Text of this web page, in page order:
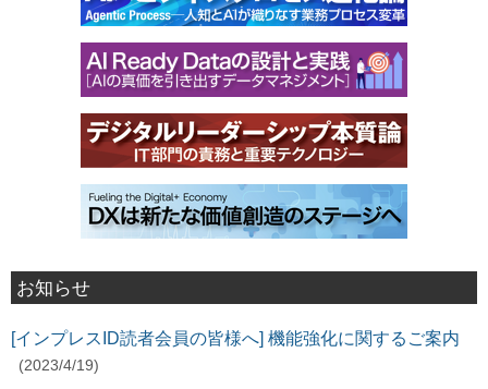
お知らせ
[インプレスID読者会員の皆様へ] 機能強化に関するご案内
(2023/4/19)